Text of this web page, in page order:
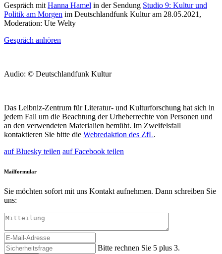
Gespräch mit Hanna Hamel in der Sendung Studio 9: Kultur und
Politik am Morgen im Deutschlandfunk Kultur am 28.05.2021,
Moderation: Ute Welty
Gespräch anhören
Audio: © Deutschlandfunk Kultur
Das Leibniz-Zentrum für Literatur- und Kulturforschung hat sich in
jedem Fall um die Beachtung der Urheberrechte von Personen und
an den verwendeten Materialien bemüht. Im Zweifelsfall
kontaktieren Sie bitte die Webredaktion des ZfL.
auf Bluesky teilen auf Facebook teilen
Mailformular
Sie möchten sofort mit uns Kontakt aufnehmen. Dann schreiben Sie
uns:
Bitte rechnen Sie 5 plus 3.